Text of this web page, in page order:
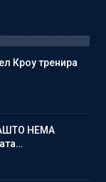
Кроу тренира
НЕМА